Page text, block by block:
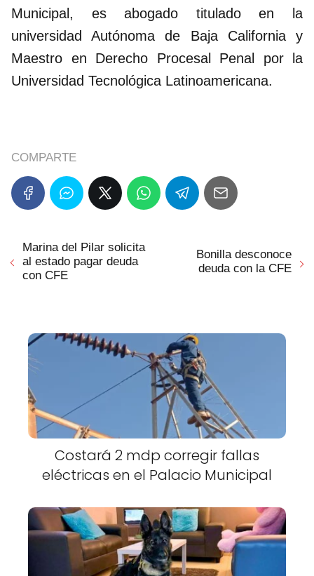
Municipal, es abogado titulado en la
universidad Autónoma de Baja California y
Maestro en Derecho Procesal Penal por la
Universidad Tecnológica Latinoamericana.
COMPARTE
Marina del Pilar solicita
al estado pagar deuda
con CFE
Bonilla desconoce
deuda con la CFE
Costará 2 mdp corregir fallas
eléctricas en el Palacio Municipal